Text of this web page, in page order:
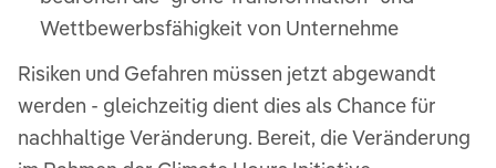
Wettbewerbsfähigkeit von Unternehme
Risiken und Gefahren müssen jetzt abgewandt
werden - gleichzeitig dient dies als Chance für
nachhaltige Veränderung. Bereit, die Veränderung